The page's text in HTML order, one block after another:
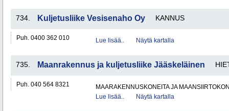
734. Kuljetusliike Vesisenaho Oy KANNUS
Puh. 0400 362 010 Lue lisää.. Näytä kartalla
735. Maanrakennus ja kuljetusliike Jääskeläinen
Puh. 040 564 8321
MAARAKENNUSKONEITA JA
Lue lisää..
Näytä kartalla